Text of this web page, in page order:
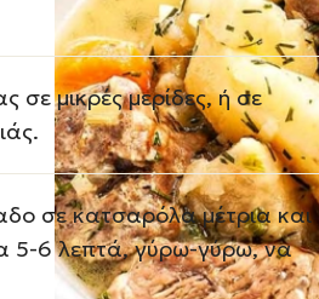
σε μικρές μερίδες, ή σε
σε κατσαρόλα μέτρια και
5-6 λεπτά, γύρω-γύρω, να